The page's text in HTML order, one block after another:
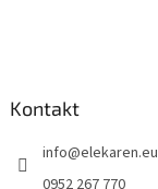
Kontakt
info@elekaren.eu
0952 267 770